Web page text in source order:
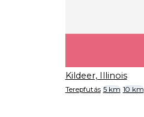
Kildeer, Illinois
Terepfutás 5 km 10 km